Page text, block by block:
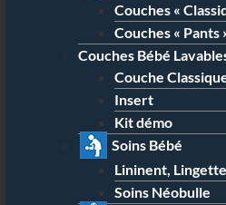
Couches «
Couches « Pants
Couches Bébé
Couche
Insert
Kit démo
Soins Bébé
Lininent,
Soins Néobulle